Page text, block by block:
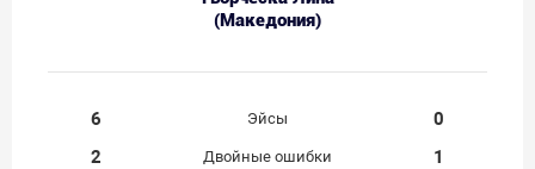
(Македония)
6 Эйсы
0
2
Двойные ошибки
1